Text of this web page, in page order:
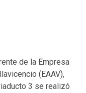
de la Empresa
(EAAV),
3 se realizó